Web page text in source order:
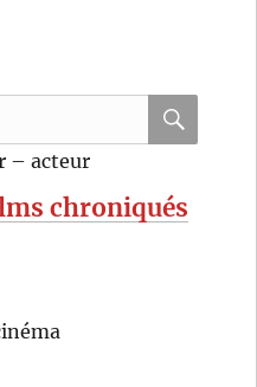
– acteur
chroniqués